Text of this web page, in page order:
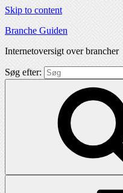
Skip to content
Branche Guiden
Internetoversigt over brancher
Søg efter: